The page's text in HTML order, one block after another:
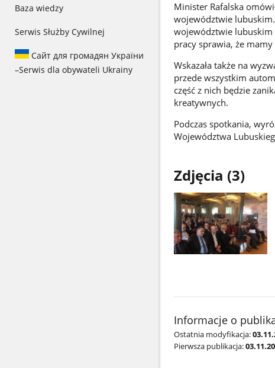
Baza wiedzy
Serwis Służby Cywilnej
Сайт для громадян України
–Serwis dla obywateli Ukrainy
Minister Rafalska
województwie
województwie lubuskim
pracy sprawia, że
Wskazała także na
przede wszystkim
część z nich będzie
kreatywnych.
Podczas spotkania,
Województwa
Zdjęcia (3)
Informacje o
Ostatnia modyfikacja:
Pierwsza publikacja: